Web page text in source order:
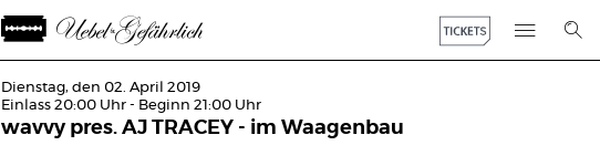
Dienstag, den 02. April 2019
Einlass 20:00 Uhr - Beginn 21:00 Uhr
wavvy pres. AJ TRACEY - im Waagenbau